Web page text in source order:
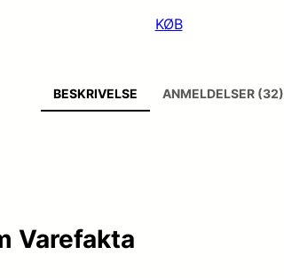
KØB
BESKRIVELSE ANMELDELSER (32)
Varefakta